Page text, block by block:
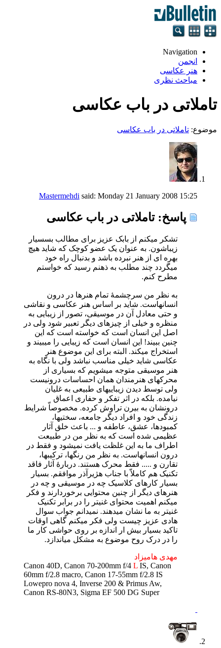
Navigation
انجمن
هنر عکاسی
مباحث نظری
تاملاتی در باب عکاسی
موضوع: تاملاتی در باب عکاسی
Mastermehdi said: Monday 21 January 2008 15:25
پاسخ: تاملاتی در باب عکاسی
تشکر میکنم از بابک عزیز برای مطالب بسسیار
زیباشون. به عنوان یک عضو کوچک که شاید هیچ
بهره ای از هنر نبرده باشد و بدنبال راه خود
میگردد چند مطلب به ذهنم رسید که خواستم
مطرح کنم.
به نظر من سرچشمۀ تمام هنرها در درون
انسانهاست. شاید بر اساس هنر عکاسی و نقاشی
و حتی معادل آن در موسیقی، تصور از زیبایی به
منظره و خیلی از چیزهای دیگر تعبیر شود ولی در
اصل این انسان است که خواسته است که این
چنین ببیند! این انسان است که زیبایی را میبیند و
استخراج میکند. البته برای این موضوع هنر
عکاسی شاید خیلی مناسب نباشد ولی با نگاه به
هنر موسیقی متوجه میشویم که بسیاری از
محرکهای هنرمندان همان احساسات درونیست
ولی توسط دیدن زیباییهای طبیعی به غلیان
نیامده. بلکه در اثر تفکر و حفاری اعماق
درونشان به بیرن تراوش کرده. مخصوصاّ شرایط
زندگی خود و افراد دیگر جامعه، سختیها،
کمبودها، عشق، عاطفه و ... باعث خلق آثار
عظیمی شده است که به نظر من در طبیعت
اطراف ما به این غلظت یافت نمیشود و فقط در
درون انسانهاست. به نظر من رنگها، ترکیبها،
تقارن و ..... فقط محرک هستند. دربارۀ آثار فاقد
تکنیک هم کاملاّ با جناب هژیرآذر موافقم. بسیار
بسیار کارهای کلاسیک چه در موسیقی و چه در
هنرهای دیگر از چنین محتوایی برخوردارند و فکر
میکنم اهمیت محتوای غنیتر را در برابر تکنیک
غنیتر به ما نشان میدهند. نمیدانم جواب سوال
هادی عزیز چیست ولی فکر میکنم گاهی اوقات
تاکید بسیار بیش ار اندازه بر روی حواشی کار ما
را در درک روح موضوع به مشکل میاندازد.
مهدی هامیزاد
Canon 40D, Canon 70-200mm f/4 L IS, Canon
60mm f/2.8 macro, Canon 17-55mm f/2.8 IS
Lowepro nova 4, Inverse 200 & Primus Aw,
Canon RS-80N3, Sigma EF 500 DG Super